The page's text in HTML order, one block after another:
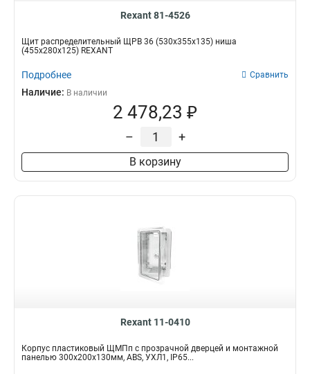
Rexant 81-4526
Щит распределительный ЩРВ 36 (530х355х135) ниша
(455х280х125) REXANT
Подробнее Сравнить
Наличие: В наличии
2 478,23 ₽
– +
В корзину
Rexant 11-0410
Корпус пластиковый ЩМПп с прозрачной дверцей и монтажной
панелью 300х200х130мм, ABS, УХЛ1, IP65...